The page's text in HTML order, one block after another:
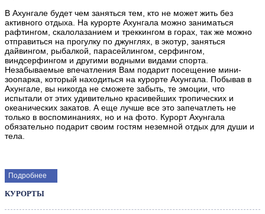
В Ахунгале будет чем заняться тем, кто не может жить без
активного отдыха. На курорте Ахунгала можно заниматься
рафтингом, скалолазанием и треккингом в горах, так же можно
отправиться на прогулку по джунглях, в экотур, заняться
дайвингом, рыбалкой, парасейлингом, серфингом,
виндсерфингом и другими водными видами спорта.
Незабываемые впечатления Вам подарит посещение мини-
зоопарка, который находиться на курорте Ахунгала. Побывав в
Ахунгале, вы никогда не сможете забыть, те эмоции, что
испытали от этих удивительно красивейших тропических и
океанических закатов. А еще лучше все это запечатлеть не
только в воспоминаниях, но и на фото. Курорт Ахунгала
обязательно подарит своим гостям неземной отдых для души и
тела.
Подробнее
КУРОРТЫ